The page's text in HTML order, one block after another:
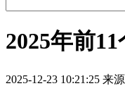
2025年前
2025-12-23 10:21:25 来源